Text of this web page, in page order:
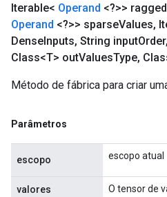
Iterable< Operand <?>> ragged
Operand <?>> sparseValues,
DenseInputs, String inputOrder,
Class<T> outValuesType,
Método de fábrica para criar
Parâmetros
escopo escopo atual
valores
O tensor de